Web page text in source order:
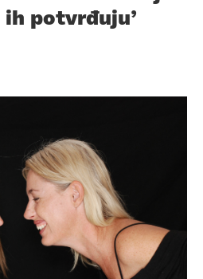
potvrđuju’